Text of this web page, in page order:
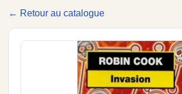
← Retour au catalogue